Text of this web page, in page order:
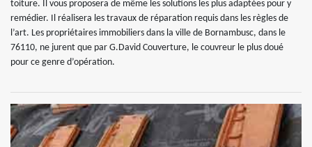
toiture. Il vous proposera de même les solutions les plus adaptées pour y
remédier. Il réalisera les travaux de réparation requis dans les règles de
l’art. Les propriétaires immobiliers dans la ville de Bornambusc, dans le
76110, ne jurent que par G.David Couverture, le couvreur le plus doué
pour ce genre d’opération.